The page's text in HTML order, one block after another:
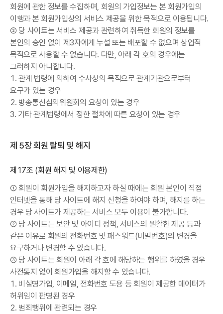
회원에 관한 정보를 수집하며, 회원의 가입정보는 본 회원가입의
이행과 본 회원가입상의 서비스 제공을 위한 목적으로 이용됩니다.
② 당 사이트는 서비스 제공과 관련하여 취득한 회원의 정보를
본인의 승인 없이 제3자에게 누설 또는 배포할 수 없으며 상업적
목적으로 사용할 수 없습니다. 다만, 아래 각 호의 경우에는
그러하지 아니합니다.
1. 관계 법령에 의하여 수사상의 목적으로 관계기관으로부터
요구가 있는 경우
2. 방송통신심의위원회의 요청이 있는 경우
3. 기타 관계법령에서 정한 절차에 따른 요청이 있는 경우
제 5장 회원 탈퇴 및 해지
제17조 (회원 해지 및 이용제한)
① 회원이 회원가입을 해지하고자 하실 때에는 회원 본인이 직접
인터넷을 통해 당 사이트에 해지 신청을 하여야 하며, 해지를 하는
경우 당 사이트가 제공하는 서비스 모두 이용이 불가합니다.
② 당 사이트는 보안 및 아이디 정책, 서비스의 원활한 제공 등과
같은 이유로 회원의 전화번호 및 패스워드(비밀번호)의 변경을
요구하거나 변경할 수 있습니다.
③ 당 사이트는 회원이 아래 각 호에 해당하는 행위를 하였을 경우
사전통지 없이 회원가입을 해지할 수 있습니다.
1. 비실명가입, 이메일, 전화번호 도용 등 회원이 제공한 데이터가
허위임이 판명된 경우
2. 범죄행위에 관련되는 경우